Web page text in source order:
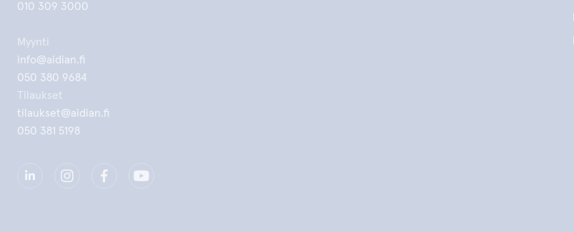
010 309 3000
Myynti
info@aidian.fi
050 380 9684
Tilaukset
tilaukset@aidian.fi
050 381 5198